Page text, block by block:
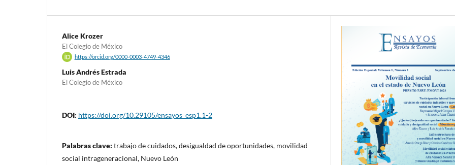
Alice Krozer
El Colegio de México
https://orcid.org/0000-0003-4749-4346
Luis Andrés Estrada
El Colegio de México
DOI: https://doi.org/10.29105/ensayos_esp1.1-2
Palabras clave: trabajo de cuidados, desigualdad de oportunidades, movilidad
social intrageneracional, Nuevo León